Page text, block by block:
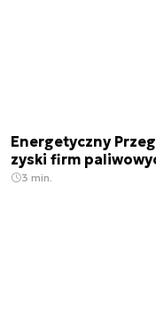
Energetyczny
zyski firm
3 min.